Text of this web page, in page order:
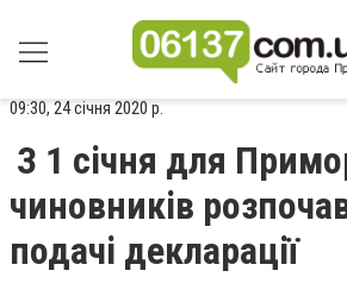
09:30, 24 січня 2020 р.
З 1 січня для
чиновників
подачі декларації